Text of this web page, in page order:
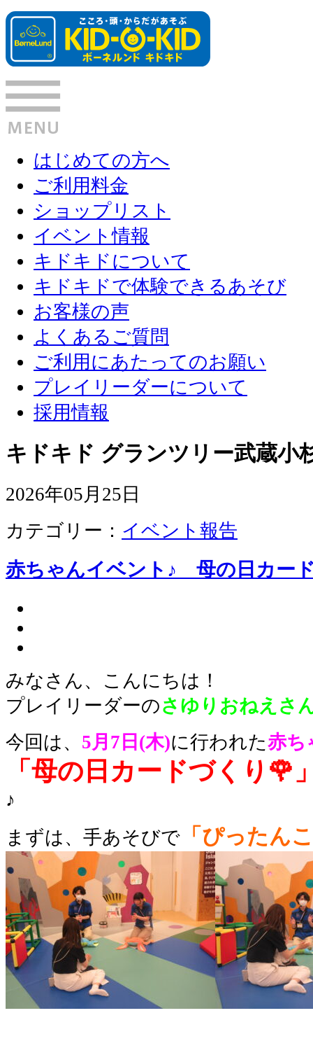
はじめての方へ
ご利用料金
ショップリスト
イベント情報
キドキドについて
キドキドで体験できるあそび
お客様の声
よくあるご質問
ご利用にあたってのお願い
プレイリーダーについて
採用情報
キドキド グランツリー武蔵小
2026年05月25日
カテゴリー： イベント報告
赤ちゃんイベント♪ 母の日カ
みなさん、こんにちは！
プレイリーダーのさゆりおねえさ
今回は、 5月7 日(木)に行われた赤ち
「母の日カードづくり🌹
♪
まずは、手あそびで 「ぴったん